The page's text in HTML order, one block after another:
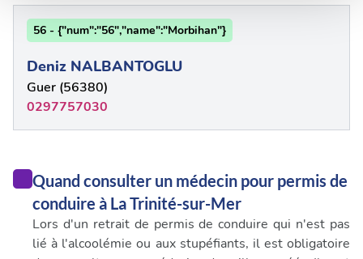
partageons également des informations sur l'utilisation de
notre site avec nos partenaires de médias sociaux, de
publicité et d'analyse, qui peuvent combiner celles-ci
avec d'autres informations que vous leur avez fournies
ou qu'ils ont collectées lors de votre utilisation de leurs
56 - {"num":"56","name":"Morbihan"}
Deniz NALBANTOGLU
Guer (56380)
0297757030
Quand consulter un médecin pour permis de
conduire à La Trinité-sur-Mer
Lors d'un retrait de permis de conduire qui n'est pas
lié à l'alcoolémie ou aux stupéfiants, il est obligatoire